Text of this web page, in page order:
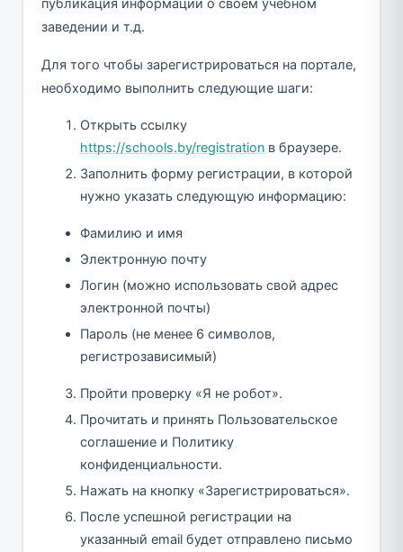
публикация информации о своем учебном
заведении и т.д.
Для того чтобы зарегистрироваться на портале,
необходимо выполнить следующие шаги:
Открыть ссылку
https://schools.by/registration в браузере.
Заполнить форму регистрации, в которой
нужно указать следующую информацию:
Фамилию и имя
Электронную почту
Логин (можно использовать свой адрес
электронной почты)
Пароль (не менее 6 символов,
регистрозависимый)
Пройти проверку «Я не робот».
Прочитать и принять Пользовательское
соглашение и Политику
конфиденциальности.
Нажать на кнопку «Зарегистрироваться».
После успешной регистрации на
указанный email будет отправлено письмо